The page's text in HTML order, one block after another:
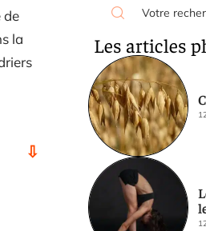
de
la
Les articles